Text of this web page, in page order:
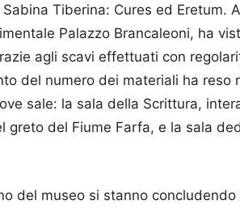
Tiberina: Cures ed Eretum.
Palazzo Brancaleoni, ha
agli scavi effettuati con
del numero dei materiali ha reso
sale: la sala della Scrittura,
greto del Fiume Farfa, e la sala
del museo si stanno concludendo